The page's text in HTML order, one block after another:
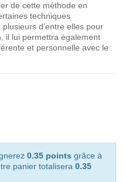
de cette méthode en
techniques
d’entre elles pour
il lui permettra également
et personnelle avec le
0.35 points grâce à
panier totalisera 0.35